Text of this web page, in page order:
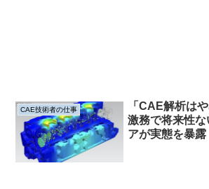
CAE技術者の仕事
「CAE解析は
激務で将来性
アが実態を暴露